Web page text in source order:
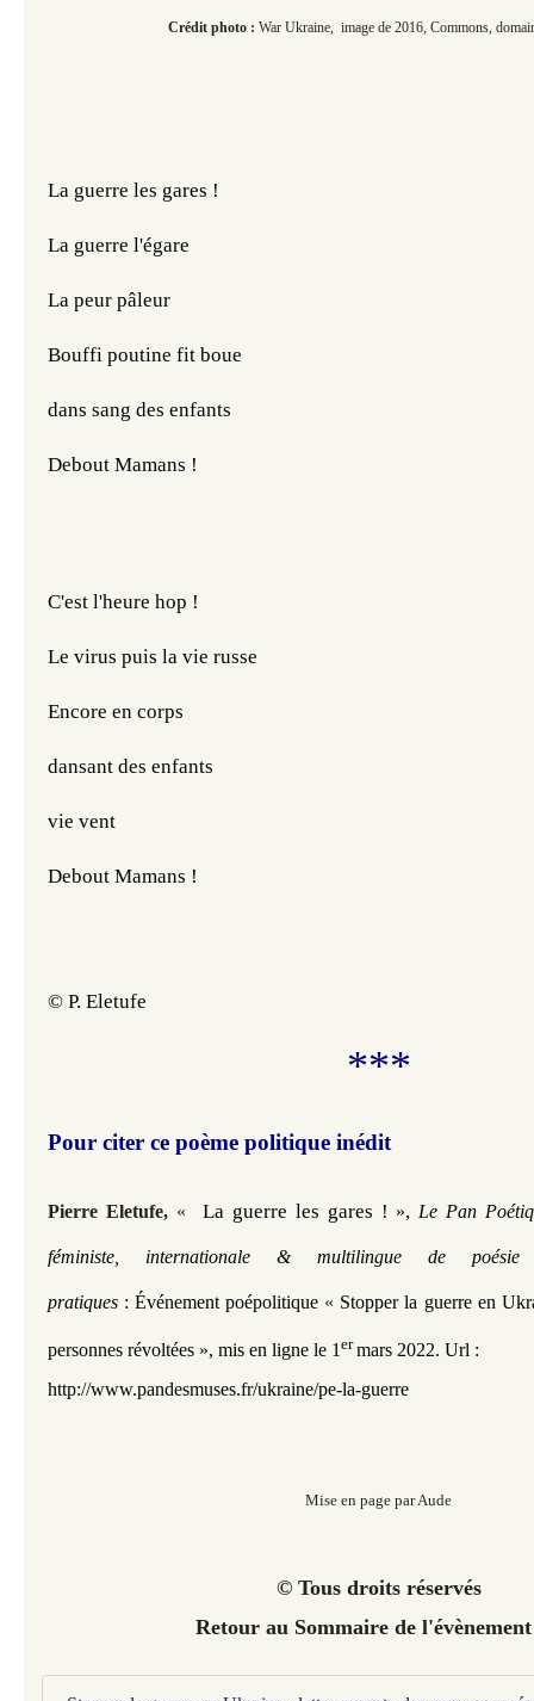
Crédit photo : War Ukraine, image de 2016, Commons,
La guerre les gares !
La guerre l'égare
La peur pâleur
Bouffi poutine fit boue
dans sang des enfants
Debout Mamans !
C'est l'heure hop !
Le virus puis la vie russe
Encore en corps
dansant des enfants
vie vent
Debout Mamans !
© P. Eletufe
***
Pour citer ce poème politique inédit
Pierre Eletufe,« La guerre les gares ! », Le Pan
féministe, internationale & multilingue de
pratiques : Événement poépolitique « Stopper la guerre en
personnes révoltées », mis en ligne le 1 ermars 2022. Url :
http://www.pandesmuses.fr/ukraine/pe-la-guerre
Mise en page par Aude
© Tous droits réservés
Retour au Sommaire de l'évènement